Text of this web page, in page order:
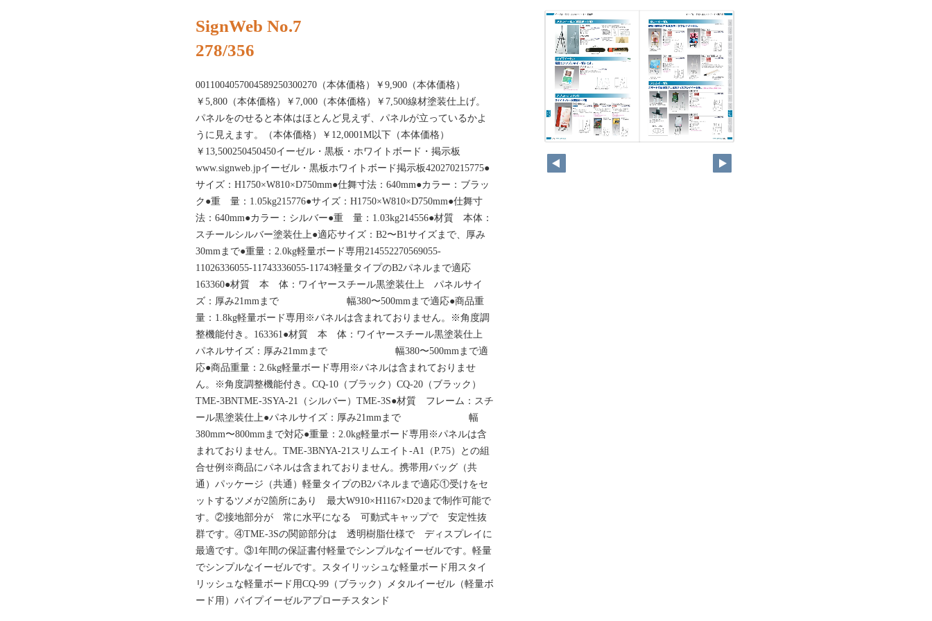
SignWeb No.7
278/356
0011004057004589250300270（本体価格）￥9,900（本体価格）
￥5,800（本体価格）￥7,000（本体価格）￥7,500線材塗装仕上げ。
パネルをのせると本体はほとんど見えず、パネルが立っているかよ
うに見えます。（本体価格）￥12,0001M以下（本体価格）
￥13,500250450450イーゼル・黒板・ホワイトボード・掲示板
www.signweb.jpイーゼル・黒板ホワイトボード掲示板420270215775●
サイズ：H1750×W810×D750mm●仕舞寸法：640mm●カラー：ブラッ
ク●重 量：1.05kg215776●サイズ：H1750×W810×D750mm●仕舞寸
法：640mm●カラー：シルバー●重 量：1.03kg214556●材質 本体：
スチールシルバー塗装仕上●適応サイズ：B2〜B1サイズまで、厚み
30mmまで●重量：2.0kg軽量ボード専用214552270569055-
11026336055-11743336055-11743軽量タイプのB2パネルまで適応
163360●材質 本 体：ワイヤースチール黒塗装仕上 パネルサイ
ズ：厚み21mmまで 幅380〜500mmまで適応●商品重
量：1.8kg軽量ボード専用※パネルは含まれておりません。※角度調
整機能付き。163361●材質 本 体：ワイヤースチール黒塗装仕上
パネルサイズ：厚み21mmまで 幅380〜500mmまで適
応●商品重量：2.6kg軽量ボード専用※パネルは含まれておりませ
ん。※角度調整機能付き。CQ-10（ブラック）CQ-20（ブラック）
TME-3BNTME-3SYA-21（シルバー）TME-3S●材質 フレーム：スチ
ール黒塗装仕上●パネルサイズ：厚み21mmまで 幅
380mm〜800mmまで対応●重量：2.0kg軽量ボード専用※パネルは含
まれておりません。TME-3BNYA-21スリムエイト-A1（P.75）との組
合せ例※商品にパネルは含まれておりません。携帯用バッグ（共
通）パッケージ（共通）軽量タイプのB2パネルまで適応①受けをセ
ットするツメが2箇所にあり 最大W910×H1167×D20まで制作可能で
す。②接地部分が 常に水平になる 可動式キャップで 安定性抜
群です。④TME-3Sの関節部分は 透明樹脂仕様で ディスプレイに
最適です。③1年間の保証書付軽量でシンプルなイーゼルです。軽量
でシンプルなイーゼルです。スタイリッシュな軽量ボード用スタイ
リッシュな軽量ボード用CQ-99（ブラック）メタルイーゼル（軽量ボ
ード用）パイプイーゼルアプローチスタンド